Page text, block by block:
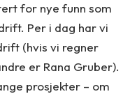
for nye funn som
Per i dag har vi
(hvis vi regner
er Rana Gruber).
prosjekter – om